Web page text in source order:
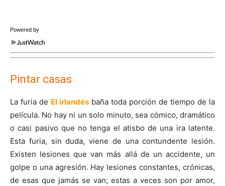
Powered by
Pintar casas
La furia de El irlandés baña toda porción de tiempo de la
película. No hay ni un solo minuto, sea cómico, dramático
o casi pasivo que no tenga el atisbo de una ira latente.
Esta furia, sin duda, viene de una contundente lesión.
Existen lesiones que van más allá de un accidente, un
golpe o una agresión. Hay lesiones constantes, crónicas,
de esas que jamás se van; estas a veces son por amor,